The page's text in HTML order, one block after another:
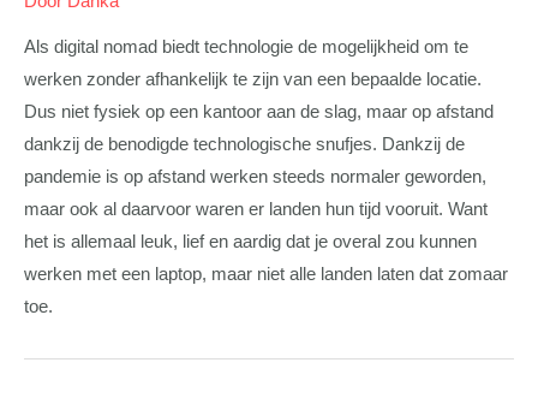
Als digital nomad biedt technologie de mogelijkheid om te
werken zonder afhankelijk te zijn van een bepaalde locatie.
Dus niet fysiek op een kantoor aan de slag, maar op afstand
dankzij de benodigde technologische snufjes. Dankzij de
pandemie is op afstand werken steeds normaler geworden,
maar ook al daarvoor waren er landen hun tijd vooruit. Want
het is allemaal leuk, lief en aardig dat je overal zou kunnen
werken met een laptop, maar niet alle landen laten dat zomaar
toe.